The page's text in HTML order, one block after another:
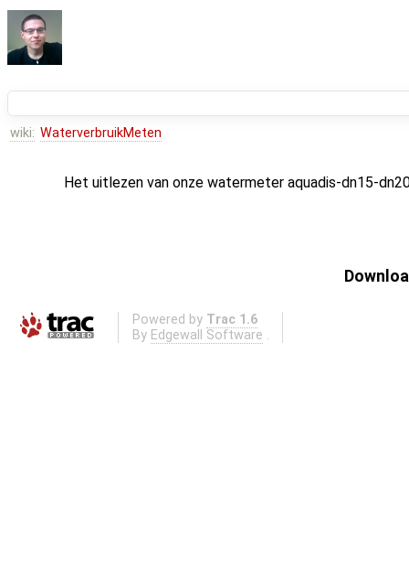
wiki: WaterverbruikMeten
Het uitlezen van onze watermeter aquadis-dn15-
Powered by Trac 1.6
By Edgewall Software .